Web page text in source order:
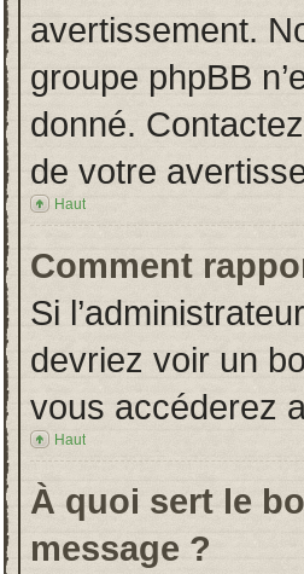
avertissement.
groupe phpBB
donné.
de votre
Haut
Comment
Si
devriez voir un
vous accéderez
Haut
À quoi sert le
message ?